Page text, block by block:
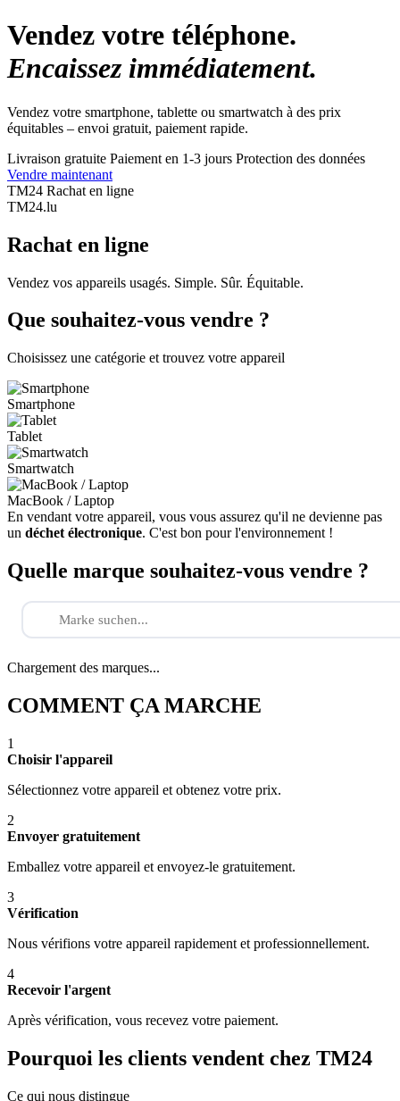
Vendez votre téléphone.
Encaissez immédiatement.
Vendez votre smartphone, tablette ou smartwatch à des prix
équitables – envoi gratuit, paiement rapide.
Livraison gratuite Paiement en 1-3 jours Protection des données
Vendre maintenant
TM24 Rachat en ligne
TM24.lu
Rachat en ligne
Vendez vos appareils usagés. Simple. Sûr. Équitable.
Que souhaitez-vous vendre ?
Choisissez une catégorie et trouvez votre appareil
Smartphone
Tablet
Smartwatch
MacBook / Laptop
En vendant votre appareil, vous vous assurez qu'il ne devienne pas
un déchet électronique. C'est bon pour l'environnement !
Quelle marque souhaitez-vous vendre ?
Chargement des marques...
COMMENT ÇA MARCHE
1
Choisir l'appareil
Sélectionnez votre appareil et obtenez votre prix.
2
Envoyer gratuitement
Emballez votre appareil et envoyez-le gratuitement.
3
Vérification
Nous vérifions votre appareil rapidement et professionnellement.
4
Recevoir l'argent
Après vérification, vous recevez votre paiement.
Pourquoi les clients vendent chez TM24
Ce qui nous distingue